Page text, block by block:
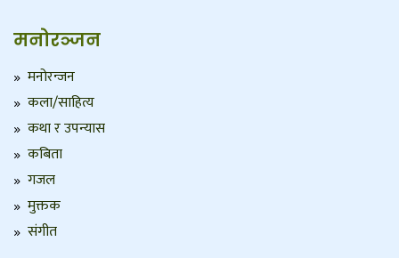
मनोरञ्जन
मनोरन्जन
कला/साहित्य
कथा र उपन्यास
कबिता
गजल
मुक्तक
संगीत